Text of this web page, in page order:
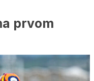
prvom